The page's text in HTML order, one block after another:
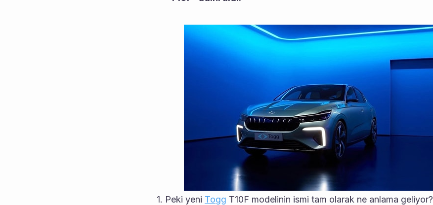
Peki yeni Togg T10F modelinin ismi tam olarak ne anlama geliyor?